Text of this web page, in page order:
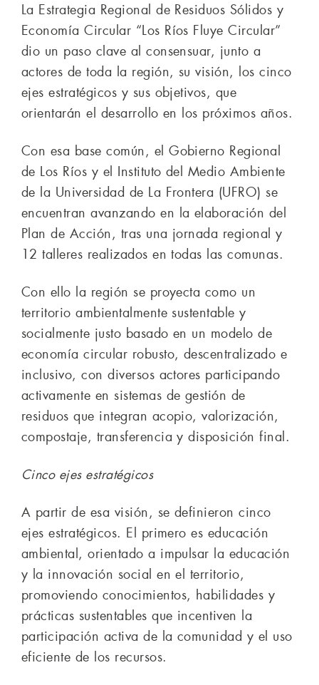
La Estrategia Regional de Residuos Sólidos y
Economía Circular “Los Ríos Fluye Circular”
dio un paso clave al consensuar, junto a
actores de toda la región, su visión, los cinco
ejes estratégicos y sus objetivos, que
orientarán el desarrollo en los próximos años.
Con esa base común, el Gobierno Regional
de Los Ríos y el Instituto del Medio Ambiente
de la Universidad de La Frontera (UFRO) se
encuentran avanzando en la elaboración del
Plan de Acción, tras una jornada regional y
12 talleres realizados en todas las comunas.
Con ello la región se proyecta como un
territorio ambientalmente sustentable y
socialmente justo basado en un modelo de
economía circular robusto, descentralizado e
inclusivo, con diversos actores participando
activamente en sistemas de gestión de
residuos que integran acopio, valorización,
compostaje, transferencia y disposición final.
Cinco ejes estratégicos
A partir de esa visión, se definieron cinco
ejes estratégicos. El primero es educación
ambiental, orientado a impulsar la educación
y la innovación social en el territorio,
promoviendo conocimientos, habilidades y
prácticas sustentables que incentiven la
participación activa de la comunidad y el uso
eficiente de los recursos.